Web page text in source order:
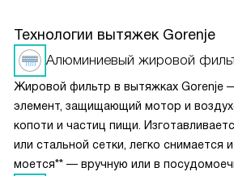
Технологии вытяжек Gorenje
Алюминиевый жировой
Жировой фильтр в вытяжках Gorenje
элемент, защищающий мотор и
копоти и частиц пищи.
или стальной сетки, легко снимается
моется** — вручную или в